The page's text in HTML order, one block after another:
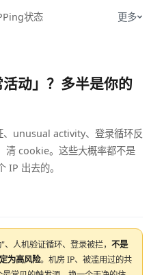
Ping状态 更多
动」？多半是你的
、unusual activity、登录循环反
清 cookie。这些大概率都不是
出去的。
人机验证循环、登录被拦， 不是
为高风险。机房 IP、被滥用过的共